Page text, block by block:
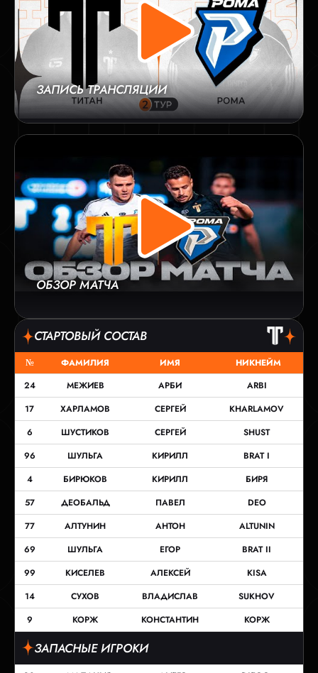
ЗАПИСЬ ТРАНСЛЯЦИИ
ОБЗОР МАТЧА
СТАРТОВЫЙ СОСТАВ
№ ФАМИЛИЯ ИМЯ
НИКНЕЙМ
24
МЕЖИЕВ АРБИ
ARBI
17
ХАРЛАМОВ СЕРГЕЙ
KHARLAMOV
6
ШУСТИКОВ СЕРГЕЙ
SHUST
96
ШУЛЬГА КИРИЛЛ
BRAT I
4
БИРЮКОВ КИРИЛЛ
БИРЯ
57
ДЕОБАЛЬД ПАВЕЛ
DEO
77
АЛТУНИН АНТОН
ALTUNIN
69
ШУЛЬГА ЕГОР
BRAT II
99
КИСЕЛЕВ АЛЕКСЕЙ
KISA
14
СУХОВ ВЛАДИСЛАВ
SUKHOV
9
КОРЖ КОНСТАНТИН КОРЖ
ЗАПАСНЫЕ ИГРОКИ